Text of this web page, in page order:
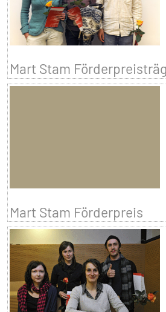
Mart Stam
Mart Stam Förderpreis